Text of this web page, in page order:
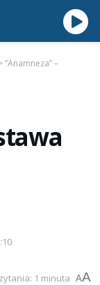
‘’Anamneza’’ –
1 minuta
AA